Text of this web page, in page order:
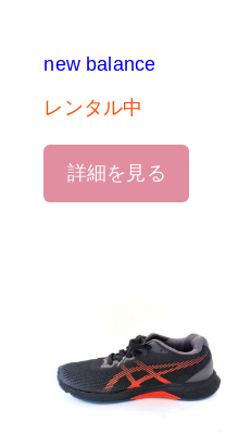
new balance
レンタル中
詳細を見る